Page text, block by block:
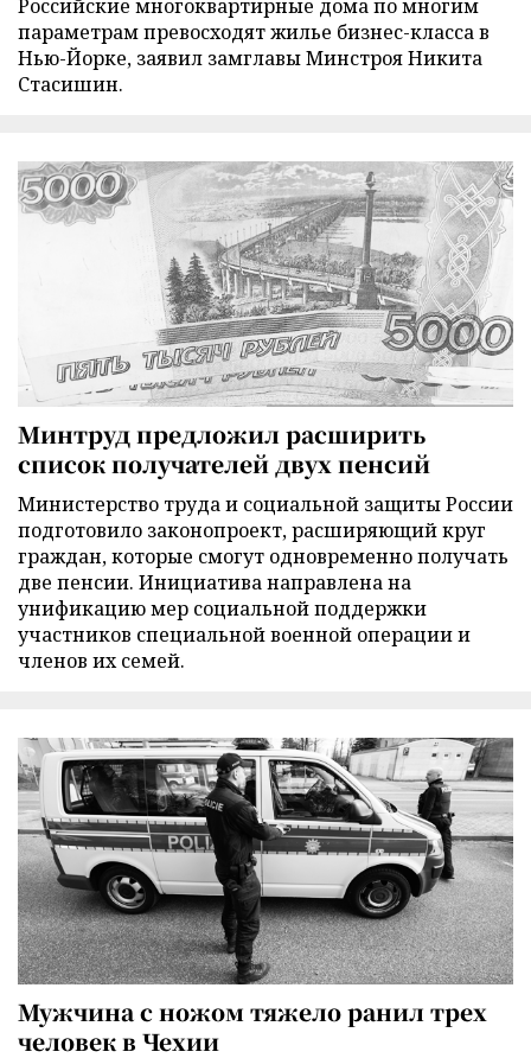
Российские многоквартирные дома по многим
параметрам превосходят жилье бизнес-класса в
Нью-Йорке, заявил замглавы Минстроя Никита
Стасишин.
Минтруд предложил расширить
список получателей двух пенсий
Министерство труда и социальной защиты России
подготовило законопроект, расширяющий круг
граждан, которые смогут одновременно получать
две пенсии. Инициатива направлена на
унификацию мер социальной поддержки
участников специальной военной операции и
членов их семей.
Мужчина с ножом тяжело ранил трех
человек в Чехии